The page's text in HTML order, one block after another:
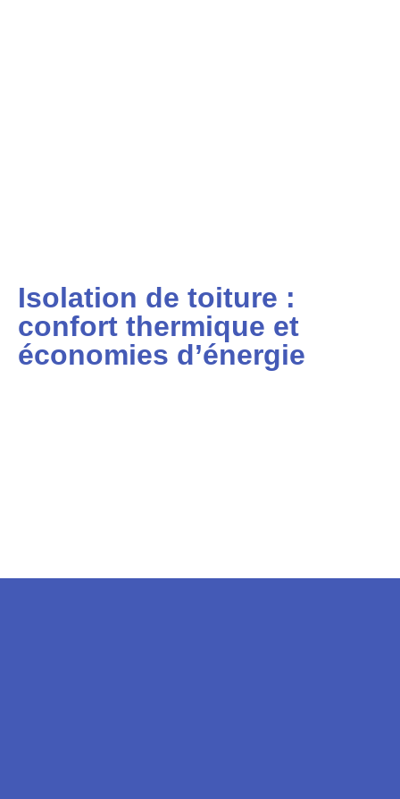
Isolation de toiture :
confort thermique et
économies d’énergie